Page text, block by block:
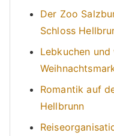
Der Zoo
Schloss
Lebkuchen
Romantik auf
Hellbrunn